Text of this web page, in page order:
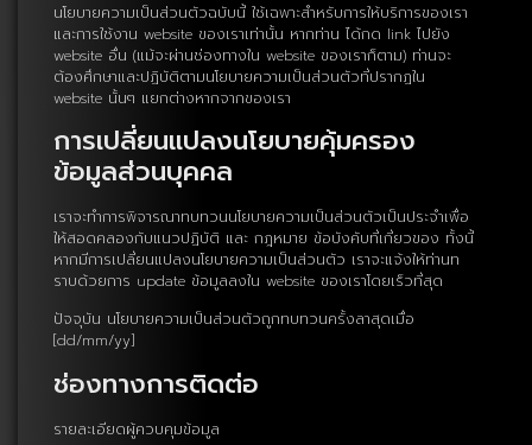
นโยบายความเป็นส่วนตัวฉบับนี้ ใช้เฉพาะสำหรับการให้บริการของเรา
และการใช้งาน website ของเราเท่านั้น หากท่าน ได้กด link ไปยัง
website อื่น (แม้จะผ่านช่องทางใน website ของเราก็ตาม) ท่านจะ
ต้องศึกษาและปฏิบัติตามนโยบายความเป็นส่วนตัวที่ปรากฏใน
website นั้นๆ แยกต่างหากจากของเรา
การเปลี่ยนแปลงนโยบายคุ้มครอง
ข้อมูลส่วนบุคคล
เราจะทำการพิจารณาทบทวนนโยบายความเป็นส่วนตัวเป็นประจำเพื่อ
ให้สอดคลองกับแนวปฏิบัติ และ กฎหมาย ข้อบังคับที่เกี่ยวของ ทั้งนี้
หากมีการเปลี่ยนแปลงนโยบายความเป็นส่วนตัว เราจะแจ้งให้ท่านท
ราบด้วยการ update ข้อมูลลงใน website ของเราโดยเร็วที่สุด
ปัจจุบัน นโยบายความเป็นส่วนตัวถูกทบทวนครั้งลาสุดเมื่อ
[dd/mm/yy]
ช่องทางการติดต่อ
รายละเอียดผู้ควบคุมข้อมูล